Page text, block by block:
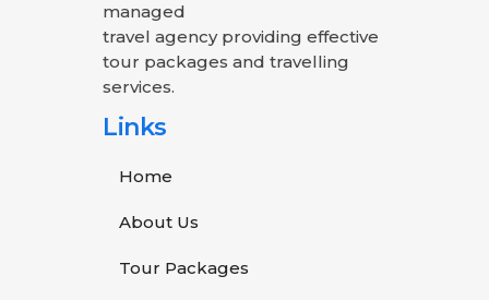
managed
travel agency providing effective
tour packages and travelling
services.
Links
Home
About Us
Tour Packages